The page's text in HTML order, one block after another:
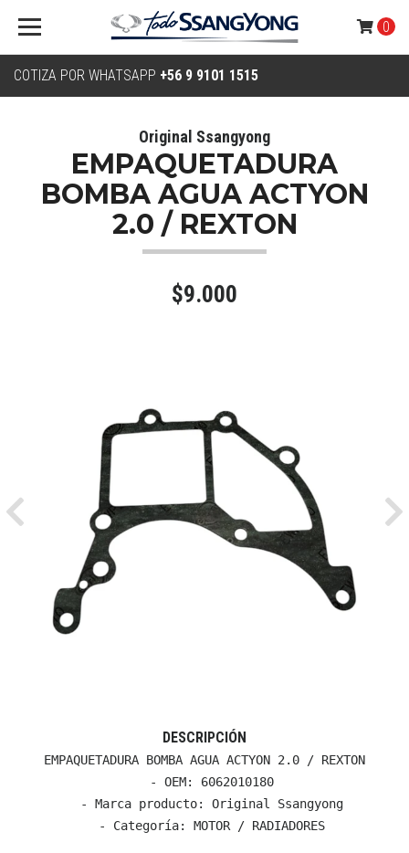
COTIZA POR WHATSAPP +56 9 9101 1515
0
Original Ssangyong
EMPAQUETADURA
BOMBA AGUA ACTYON
2.0 / REXTON
$9.000
Previous
DESCRIPCIÓN
EMPAQUETADURA BOMBA AGUA ACTYON 2.0 / REXTON
  - OEM: 6062010180
  - Marca producto: Original Ssangyong
  - Categoría: MOTOR / RADIADORES